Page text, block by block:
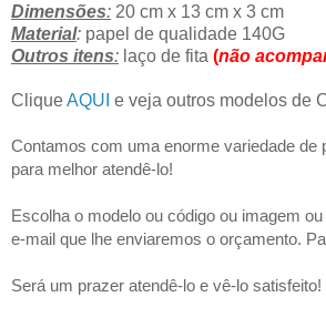
Dimensões: 20 cm x 13 cm x 3 cm
Material: papel de qualidade 140G
Outros itens: laço de fita (não
CliqueAQUI e veja outros modelos de
Contamos com uma enorme variedade de
para melhor atendê-lo!
Escolha o modelo ou código ou imagem
e-mail que lhe enviaremos o orçamento.
Será um prazer atendê-lo e vê-lo satisfeito!